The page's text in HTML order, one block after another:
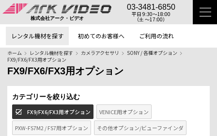
株式会社アーク・ビデオ
03-3481-6850
平日 9:30〜18:00
（土 〜17:00）
レンタル機材を探す 初めてのお客様へ ご利用の流れ
ホーム レンタル機材を探す カメラアクセサリ
SONY / 各種オプション
FX9/FX6/FX3用オプション
FX9/FX6/FX3用オプション
カテゴリーを絞り込む
FX9/FX6/FX3用オプション
VENICE用オプション
PXW-FS7M2 / FS7用オプション その他オプション/ビューファインダ